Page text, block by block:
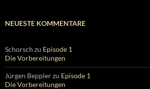
NEUESTE KOMMENTARE
Schorsch zu Episode 1
Die Vorbereitungen
Jürgen Bepplerzu Episode 1
Die Vorbereitungen